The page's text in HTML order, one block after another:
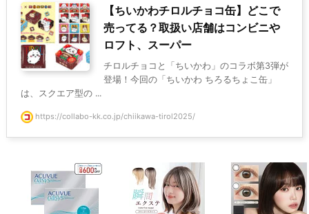
【ちいかわチロルチョコ缶】どこで
売ってる？取扱い店舗はコンビニや
ロフト、スーパー
チロルチョコと「ちいかわ」のコラボ第3弾が
登場！今回の「ちいかわ ちろるちょこ缶」
は、スクエア型の ...
https://collabo-kk.co.jp/chiikawa-tirol2025/